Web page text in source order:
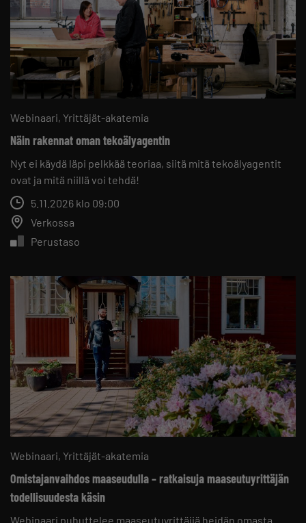
Webinaari Yrittäjät-akatemia
Näin rakennat oman tekoälyagentin
Nyt ei käydä läpi pelkkää teoriaa, siitä mitä tekoälyagentit
ovat ja mitä niillä voi tehdä!
5.11.2026 klo 09:00
Verkossa
Perustaso
Webinaari Yrittäjät-akatemia
Omistajanvaihdos maaseudulla – ratkaisuja maaseutuyrittäjän
todellisuudesta käsin
Webinaari puhuttelee maaseutuyrittäjiä heidän omasta